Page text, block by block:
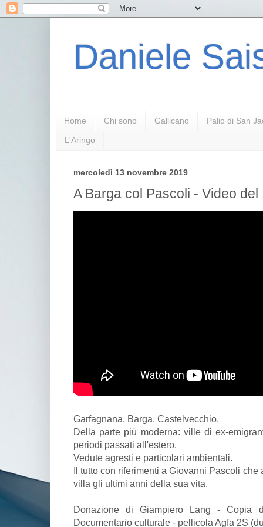
Daniele
Home Chi sono Gallicano Palio di San
L'Aringo
mercoledì 13 novembre 2019
A Barga col Pascoli - Video del
Garfagnana, Barga, Castelvecchio.
Della parte più moderna: ville di ex-
periodi passati all'estero.
Vedute agresti e particolari ambientali.
Il tutto con riferimenti a Giovanni Pascoli
villa gli ultimi anni della sua vita.
Donazione di Giampiero Lang - Copia
Documentario culturale - pellicola Agfa 2S